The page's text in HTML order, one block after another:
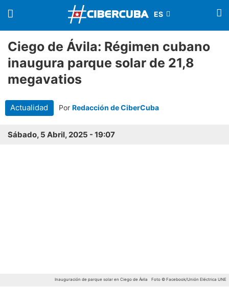
Ciego de Ávila: Régimen cubano
inaugura parque solar de 21,8
megavatios
Actualidad Por Redacción de CiberCuba
Sábado, 5 Abril, 2025 - 19:07
Inauguración de parque solar en Ciego de Ávila Foto © Facebook/Unión Eléctrica UNE